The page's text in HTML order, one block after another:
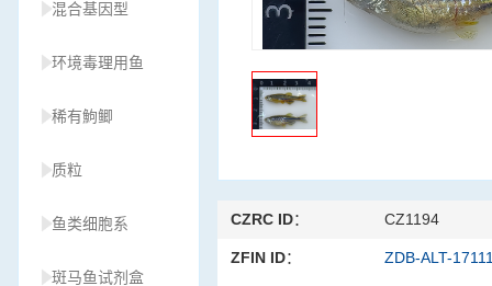
混合基因型
环境毒理用鱼
稀有鮈鲫
质粒
鱼类细胞系
斑马鱼试剂盒
CZRC ID： CZ1194
ZFIN ID： ZDB-ALT-